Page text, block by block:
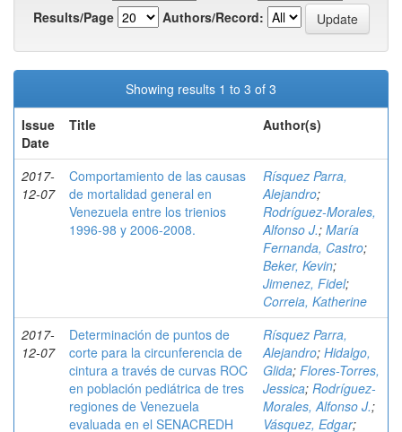
Results/Page
Authors/Record:
Showing results 1 to 3 of 3
Issue
Date
Title Author(s)
2017-
12-07
Comportamiento de las causas
de mortalidad general en
Venezuela entre los trienios
1996-98 y 2006-2008.
Rísquez Parra,
Alejandro;
Rodríguez-Morales,
Alfonso J.; María
Fernanda, Castro;
Beker, Kevin;
Jimenez, Fidel;
Correia, Katherine
2017-
12-07
Determinación de puntos de
corte para la circunferencia de
cintura a través de curvas ROC
en población pediátrica de tres
regiones de Venezuela
evaluada en el SENACREDH
Rísquez Parra,
Alejandro; Hidalgo,
Glida; Flores-Torres,
Jessica; Rodríguez-
Morales, Alfonso J.;
Vásquez, Edgar;